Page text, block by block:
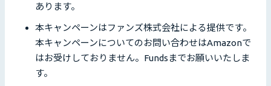
あります。
本キャンペーンはファンズ株式会社による提供です。
本キャンペーンについてのお問い合わせはAmazonで
はお受けしておりません。Fundsまでお願いいたしま
す。